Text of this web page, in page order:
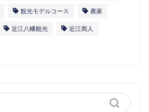
観光モデルコース 農家
近江八幡観光 近江商人